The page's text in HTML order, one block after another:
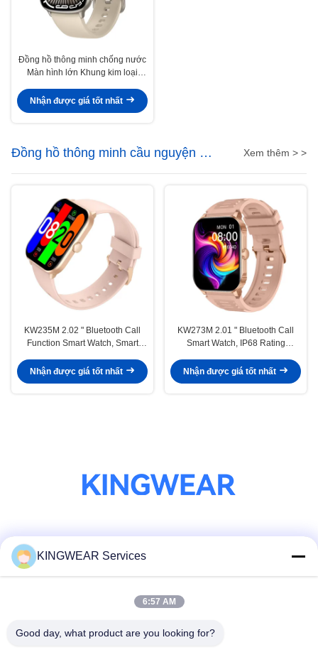
Đồng hồ thông minh chống nước
Màn hình lớn Khung kim loại
lớn với định vị vệ tinh
Nhận được giá tốt nhất
Đồng hồ thông minh cầu nguyện Hồi
giáo
Xem thêm > >
KW235M 2.02 " Bluetooth Call
Function Smart Watch, Smart
nhịp tim
Nhận được giá tốt nhất
KW273M 2.01 " Bluetooth Call
Smart Watch, IP68 Rating
nguyện tùy chọn
Nhận được giá tốt nhất
Liên lạc nhanh
Điện thoại
KINGWEAR Services
6:57 AM
Good day, what product are you looking for?